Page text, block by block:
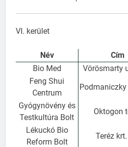
VI. kerület
Név Cím
Bio Med
Vörösmarty
Feng Shui
Centrum
Gyógynövény és
Testkultúra Bolt
Oktogon
Lékuckó Bio
Reform Bolt
Teréz